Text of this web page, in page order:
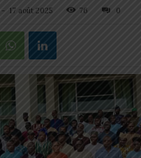
- 17 août 2025 76 0